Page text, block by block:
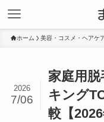
ホーム 美容・コスメ・ヘアケ
家庭用
キング
較【2026
2026
7/06